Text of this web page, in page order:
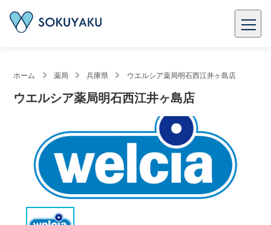
ホーム 薬局 兵庫県 ウエルシア薬局明石西江井ヶ島店
ウエルシア薬局明石西江井ヶ島店